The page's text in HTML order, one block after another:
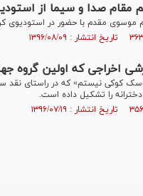
مقام صدا و سیما از
موسوی مقدم با حضور در استودیوی
اخراجی که اولین گروه
کوکی نیستم» که در راستای نقد
را تشکیل داده است.